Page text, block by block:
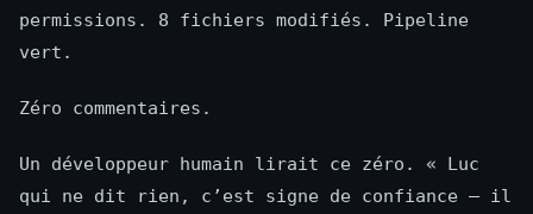
permissions. 8 fichiers modifiés. Pipeline
vert.
Zéro commentaires.
Un développeur humain lirait ce zéro. « Luc
qui ne dit rien, c’est signe de confiance — il